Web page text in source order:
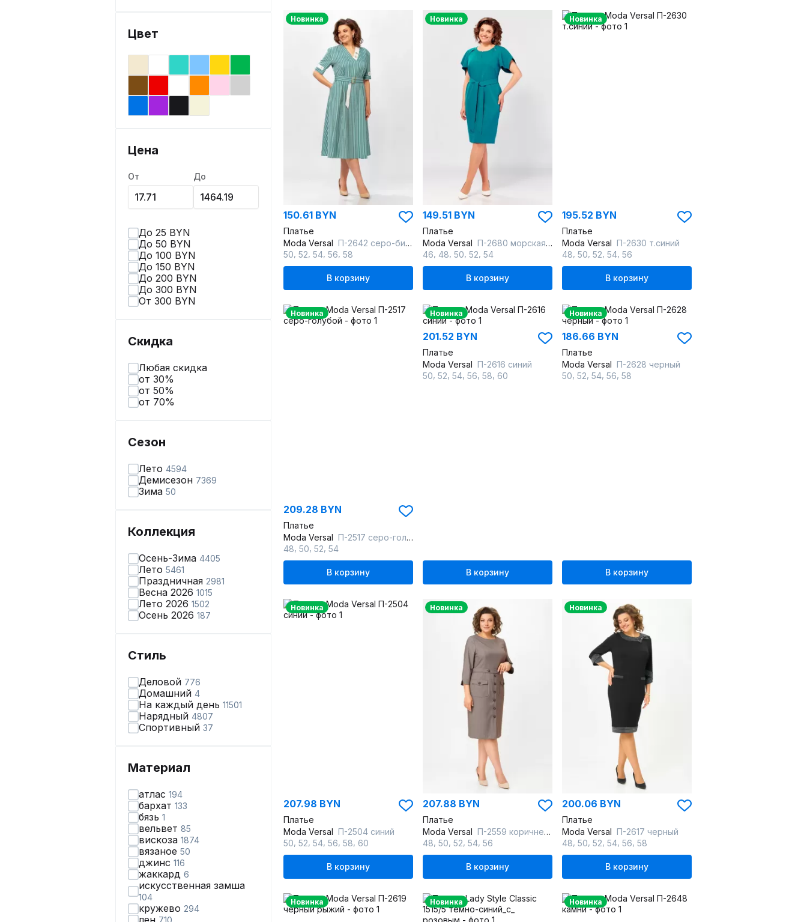
Цвет
Цена
От До
До 25 BYN
До 50 BYN
До 100 BYN
До 150 BYN
До 200 BYN
До 300 BYN
От 300 BYN
Скидка
Любая скидка
от 30%
от 50%
от 70%
Сезон
Лето 4594
Демисезон 7369
Зима 50
Коллекция
Осень-Зима 4405
Лето 5461
Праздничная 2981
Весна 2026 1015
Лето 2026 1502
Осень 2026 187
Стиль
Деловой 776
Домашний 4
На каждый день 11501
Нарядный 4807
Спортивный 37
Материал
атлас 194
бархат 133
бязь 1
вельвет 85
вискоза 1874
вязаное 50
джинс 116
жаккард 6
искусственная замша
104
кружево 294
лен 710
Новинка
150.61 BYN
Платье
Moda Versal П-2642 серо-бирюзовый
50 52 54 56 58
В корзину
Новинка
149.51 BYN
Платье
Moda Versal П-2680 морская волна
46 48 50 52 54
В корзину
Новинка
195.52 BYN
Платье
Moda Versal П-2630 т.синий
48 50 52 54 56
В корзину
Новинка
209.28 BYN
Платье
Moda Versal П-2517 серо-голубой
48 50 52 54
В корзину
Новинка
201.52 BYN
Платье
Moda Versal П-2616 синий
50 52 54 56 58 60
В корзину
Новинка
186.66 BYN
Платье
Moda Versal П-2628 черный
50 52 54 56 58
В корзину
Новинка
207.98 BYN
Платье
Moda Versal П-2504 синий
50 52 54 56 58 60
В корзину
Новинка
207.88 BYN
Платье
Moda Versal П-2559 коричневый
48 50 52 54 56
В корзину
Новинка
200.06 BYN
Платье
Moda Versal П-2617 черный
48 50 52 54 56 58
В корзину
Новинка Новинка Новинка